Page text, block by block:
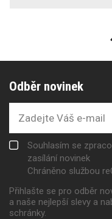
Odběr novinek
Souhlasím se
zasílání novinek
Chráněno službou
Přihlašte se pro odběr
a naše nejlepší slevy a
schránky.